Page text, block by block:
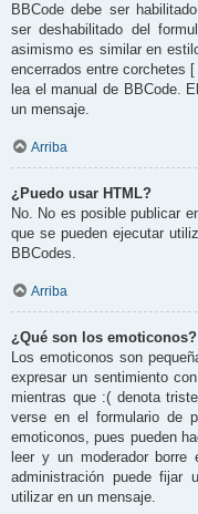
BBCode debe ser
ser deshabilitado del
asimismo es similar en
encerrados entre corchetes
lea el manual de BBCode.
un mensaje.
Arriba
¿Puedo usar HTML?
No. No es posible publicar
que se pueden ejecutar
BBCodes.
Arriba
¿Qué son los emoticonos?
Los emoticonos son
expresar un sentimiento
mientras que :( denota
verse en el formulario de
emoticonos, pues pueden
leer y un moderador
administración puede fijar
utilizar en un mensaje.